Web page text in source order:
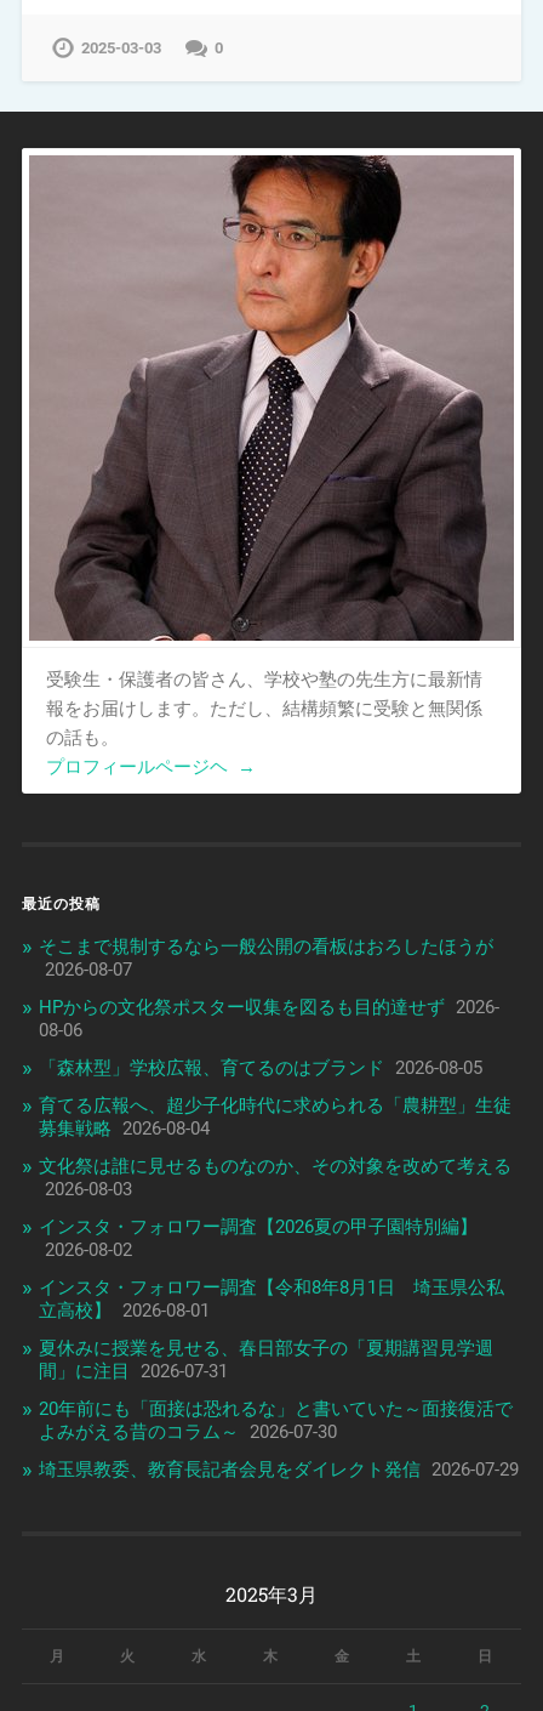
2025-03-03 0
受験生・保護者の皆さん、学校や塾の先生方に最新情
報をお届けします。ただし、結構頻繁に受験と無関係
の話も。
プロフィールページヘ
→
最近の投稿
そこまで規制するなら一般公開の看板はおろしたほうが
2026-08-07
HPからの文化祭ポスター収集を図るも目的達せず 2026-
08-06
「森林型」学校広報、育てるのはブランド
2026-08-05
育てる広報へ、超少子化時代に求められる「農耕型」生徒
募集戦略
2026-08-04
文化祭は誰に見せるものなのか、その対象を改めて考える
2026-08-03
インスタ・フォロワー調査【2026夏の甲子園特別編】
2026-08-02
インスタ・フォロワー調査【令和8年8月1日 埼玉県公私
立高校】
2026-08-01
夏休みに授業を見せる、春日部女子の「夏期講習見学週
間」に注目
2026-07-31
20年前にも「面接は恐れるな」と書いていた～面接復活で
よみがえる昔のコラム～
2026-07-30
埼玉県教委、教育長記者会見をダイレクト発信 2026-07-29
2025年3月
月 火 水 木 金 土 日